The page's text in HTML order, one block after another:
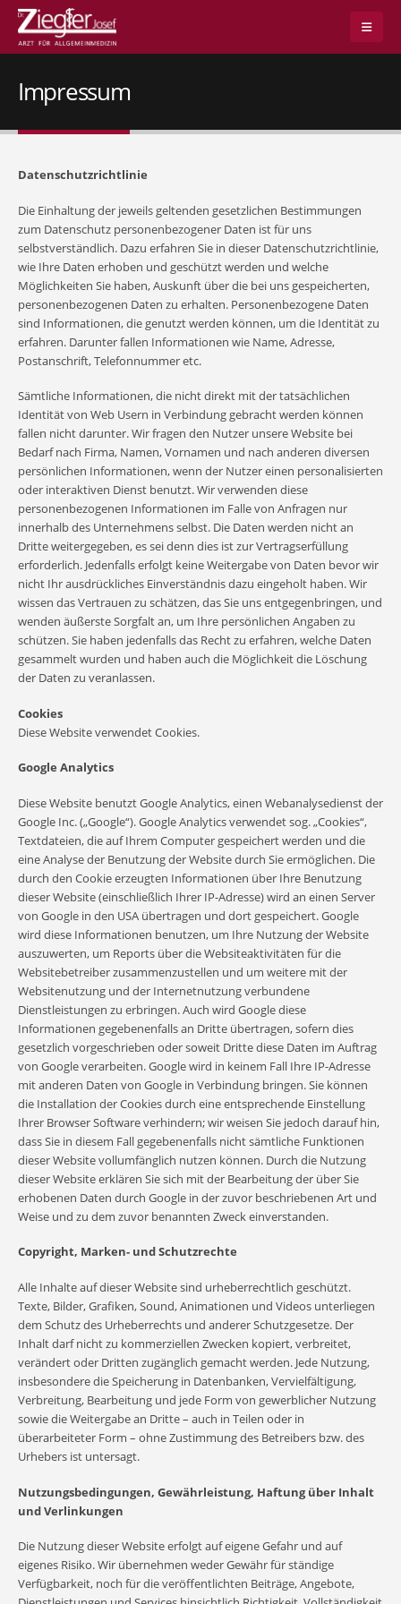
Impressum
Datenschutzrichtlinie
Die Einhaltung der jeweils geltenden gesetzlichen Bestimmungen
zum Datenschutz personenbezogener Daten ist für uns
selbstverständlich. Dazu erfahren Sie in dieser Datenschutzrichtlinie,
wie Ihre Daten erhoben und geschützt werden und welche
Möglichkeiten Sie haben, Auskunft über die bei uns gespeicherten,
personenbezogenen Daten zu erhalten. Personenbezogene Daten
sind Informationen, die genutzt werden können, um die Identität zu
erfahren. Darunter fallen Informationen wie Name, Adresse,
Postanschrift, Telefonnummer etc.
Sämtliche Informationen, die nicht direkt mit der tatsächlichen
Identität von Web Usern in Verbindung gebracht werden können
fallen nicht darunter. Wir fragen den Nutzer unsere Website bei
Bedarf nach Firma, Namen, Vornamen und nach anderen diversen
persönlichen Informationen, wenn der Nutzer einen personalisierten
oder interaktiven Dienst benutzt. Wir verwenden diese
personenbezogenen Informationen im Falle von Anfragen nur
innerhalb des Unternehmens selbst. Die Daten werden nicht an
Dritte weitergegeben, es sei denn dies ist zur Vertragserfüllung
erforderlich. Jedenfalls erfolgt keine Weitergabe von Daten bevor wir
nicht Ihr ausdrückliches Einverständnis dazu eingeholt haben. Wir
wissen das Vertrauen zu schätzen, das Sie uns entgegenbringen, und
wenden äußerste Sorgfalt an, um Ihre persönlichen Angaben zu
schützen. Sie haben jedenfalls das Recht zu erfahren, welche Daten
gesammelt wurden und haben auch die Möglichkeit die Löschung
der Daten zu veranlassen.
Cookies
Diese Website verwendet Cookies.
Google Analytics
Diese Website benutzt Google Analytics, einen Webanalysedienst der
Google Inc. („Google“). Google Analytics verwendet sog. „Cookies“,
Textdateien, die auf Ihrem Computer gespeichert werden und die
eine Analyse der Benutzung der Website durch Sie ermöglichen. Die
durch den Cookie erzeugten Informationen über Ihre Benutzung
dieser Website (einschließlich Ihrer IP-Adresse) wird an einen Server
von Google in den USA übertragen und dort gespeichert. Google
wird diese Informationen benutzen, um Ihre Nutzung der Website
auszuwerten, um Reports über die Websiteaktivitäten für die
Websitebetreiber zusammenzustellen und um weitere mit der
Websitenutzung und der Internetnutzung verbundene
Dienstleistungen zu erbringen. Auch wird Google diese
Informationen gegebenenfalls an Dritte übertragen, sofern dies
gesetzlich vorgeschrieben oder soweit Dritte diese Daten im Auftrag
von Google verarbeiten. Google wird in keinem Fall Ihre IP-Adresse
mit anderen Daten von Google in Verbindung bringen. Sie können
die Installation der Cookies durch eine entsprechende Einstellung
Ihrer Browser Software verhindern; wir weisen Sie jedoch darauf hin,
dass Sie in diesem Fall gegebenenfalls nicht sämtliche Funktionen
dieser Website vollumfänglich nutzen können. Durch die Nutzung
dieser Website erklären Sie sich mit der Bearbeitung der über Sie
erhobenen Daten durch Google in der zuvor beschriebenen Art und
Weise und zu dem zuvor benannten Zweck einverstanden.
Copyright, Marken- und Schutzrechte
Alle Inhalte auf dieser Website sind urheberrechtlich geschützt.
Texte, Bilder, Grafiken, Sound, Animationen und Videos unterliegen
dem Schutz des Urheberrechts und anderer Schutzgesetze. Der
Inhalt darf nicht zu kommerziellen Zwecken kopiert, verbreitet,
verändert oder Dritten zugänglich gemacht werden. Jede Nutzung,
insbesondere die Speicherung in Datenbanken, Vervielfältigung,
Verbreitung, Bearbeitung und jede Form von gewerblicher Nutzung
sowie die Weitergabe an Dritte – auch in Teilen oder in
überarbeiteter Form – ohne Zustimmung des Betreibers bzw. des
Urhebers ist untersagt.
Nutzungsbedingungen, Gewährleistung, Haftung über Inhalt
und Verlinkungen
Die Nutzung dieser Website erfolgt auf eigene Gefahr und auf
eigenes Risiko. Wir übernehmen weder Gewähr für ständige
Verfügbarkeit, noch für die veröffentlichten Beiträge, Angebote,